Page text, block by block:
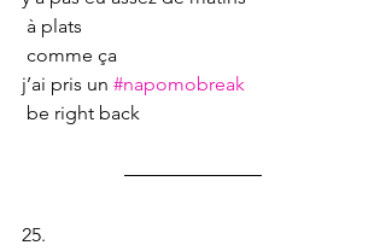
à plats
comme ça
j’ai pris un #napomobreak
be right back
25.